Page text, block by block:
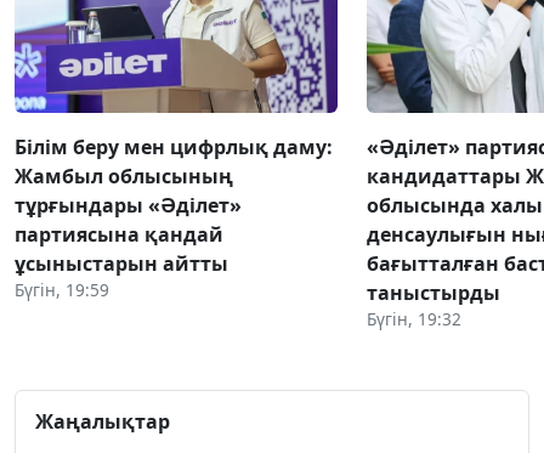
Білім беру мен цифрлық даму:
Жамбыл облысының
тұрғындары «Әділет»
партиясына қандай
ұсыныстарын айтты
Бүгін, 19:59
«Әділет»
кандидаттары
облысында
денсаулығын
бағытталған
таныстырды
Бүгін, 19:32
Жаңалықтар